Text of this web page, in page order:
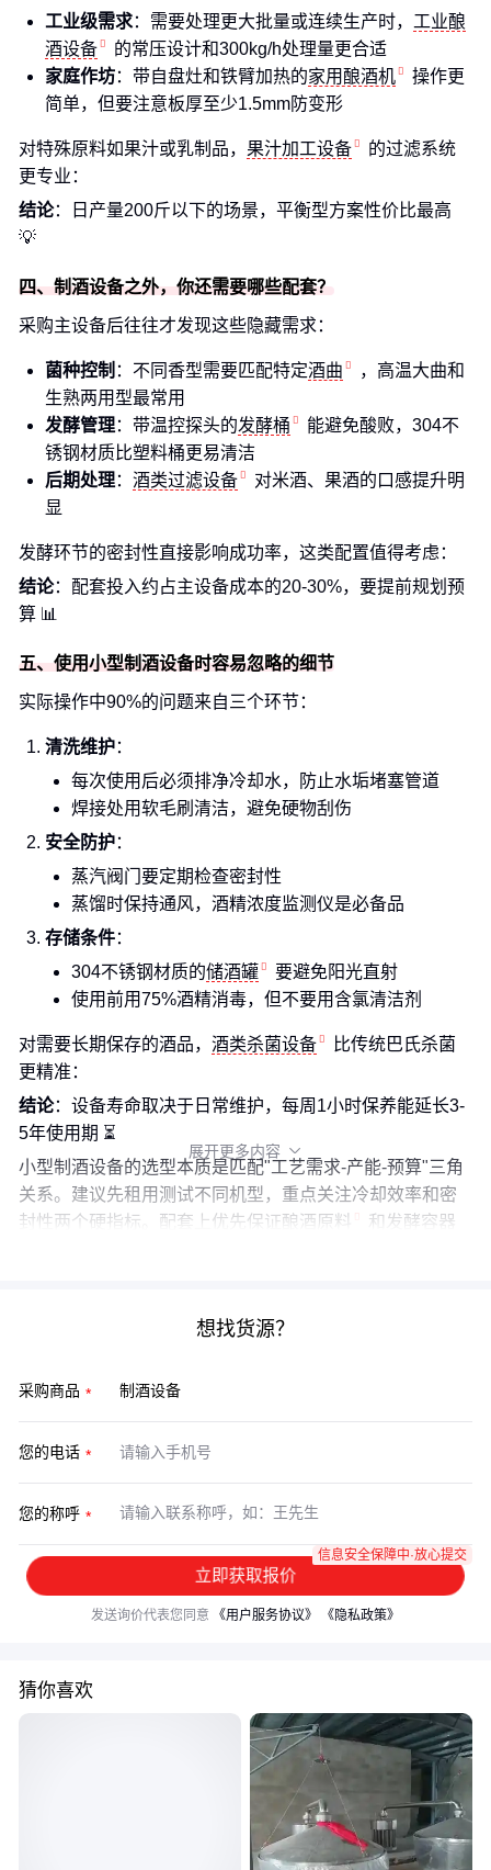
工业级需求：需要处理更大批量或连续生产时， 工业酿
酒设备
的常压设计和300kg/h处理量更合适
家庭作坊：带自盘灶和铁臂加热的家用酿酒机
操作更
简单，但要注意板厚至少1.5mm防变形
对特殊原料如果汁或乳制品， 果汁加工设备
的过滤系统
更专业：
结论：日产量200斤以下的场景，平衡型方案性价比最高
💡
四、制酒设备之外，你还需要哪些配套？
采购主设备后往往才发现这些隐藏需求：
菌种控制 ：不同香型需要匹配特定酒曲
，高温大曲和
生熟两用型最常用
发酵管理：带温控探头的发酵桶
能避免酸败，304不
锈钢材质比塑料桶更易清洁
后期处理： 酒类过滤设备
对米酒、果酒的口感提升明
显
发酵环节的密封性直接影响成功率，这类配置值得考虑：
结论：配套投入约占主设备成本的20-30%，要提前规划预
算 📊
五、使用小型制酒设备时容易忽略的细节
实际操作中90%的问题来自三个环节：
清洗维护：
每次使用后必须排净冷却水，防止水垢堵塞管道
焊接处用软毛刷清洁，避免硬物刮伤
安全防护：
蒸汽阀门要定期检查密封性
蒸馏时保持通风，酒精浓度监测仪是必备品
存储条件：
304不锈钢材质的储酒罐
要避免阳光直射
使用前用75%酒精消毒，但不要用含氯清洁剂
对需要长期保存的酒品， 酒类杀菌设备
比传统巴氏杀菌
更精准：
结论：设备寿命取决于日常维护，每周1小时保养能延长3-
5年使用期 ⏳
小型制酒设备的选型本质是匹配"工艺需求-产能-预算"三角
关系。建议先租用测试不同机型，重点关注冷却效率和密
封性两个硬指标。配套上优先保证酿酒原料
和发酵容器
展开更多内容 
想找货源？
采购商品
您的电话
您的称呼
立即获取报价
信息安全保障中·放心提交
发送询价代表您同意 《用户服务协议》 《隐私政策》
猜你喜欢